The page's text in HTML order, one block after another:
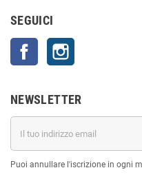
SEGUICI
Facebook
NEWSLETTER
Puoi annullare l'iscrizione in ogni